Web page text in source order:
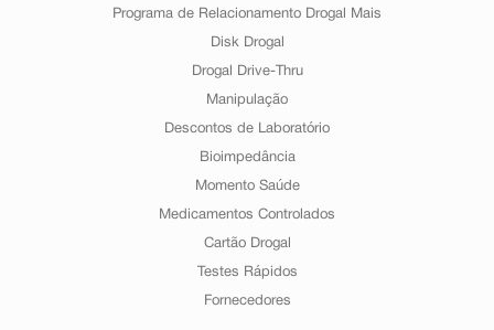
Programa de Relacionamento Drogal Mais
Disk Drogal
Drogal Drive-Thru
Manipulação
Descontos de Laboratório
Bioimpedância
Momento Saúde
Medicamentos Controlados
Cartão Drogal
Testes Rápidos
Fornecedores